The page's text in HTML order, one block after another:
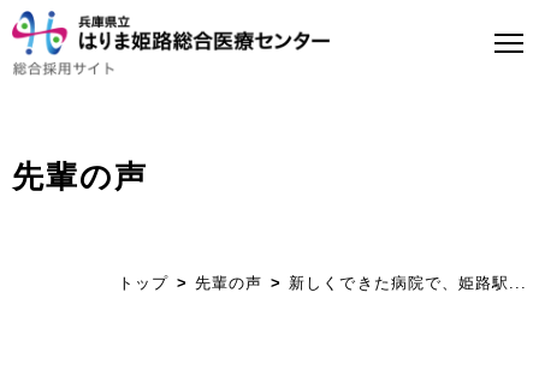
はり姫について
先輩の声
トップ 先輩の声 新しくできた病院で、姫路駅...